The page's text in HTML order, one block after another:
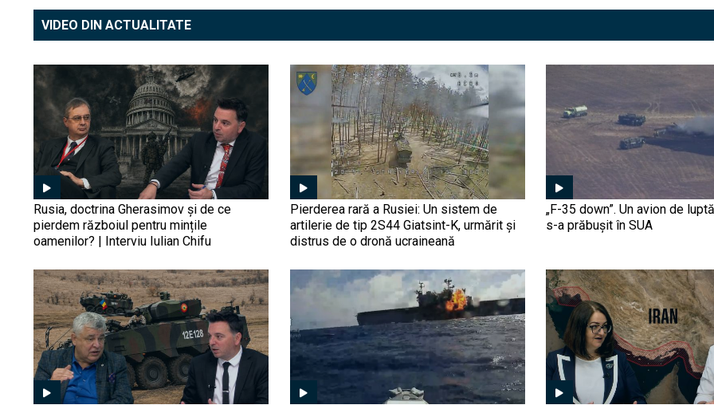
VIDEO DIN ACTUALITATE
Rusia, doctrina Gherasimov și de ce
pierdem războiul pentru mințile
oamenilor? | Interviu Iulian Chifu
Pierderea rară a Rusiei: Un sistem de
artilerie de tip 2S44 Giatsint-K, urmărit și
distrus de o dronă ucraineană
„F-35 down”. Un avion de
s-a prăbușit în SUA